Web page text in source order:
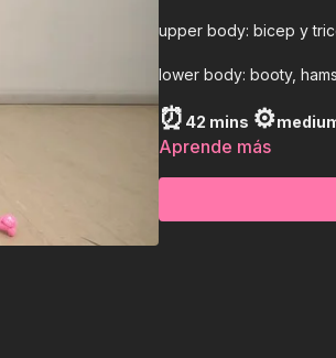
upper body: bicep y
lower body: booty,
⏰ 42 mins ⚙️
Aprende más